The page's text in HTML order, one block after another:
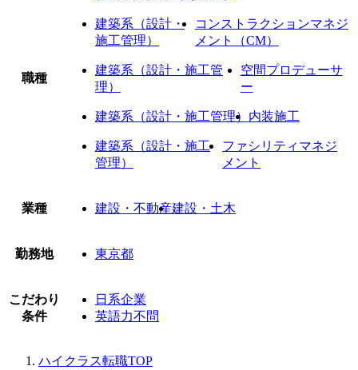
職種
建築系（設計・
施工管理）
コンストラクションマネジ
メント（CM）
建築系（設計・施工管
理）
空間プロデューサ
ー
建築系（設計・施工管理） 内装施工
建築系（設計・施工
管理）
ファシリティマネジ
メント
業種 建設・不動産建設・土木
勤務地 東京都
こだわり
条件
日系企業
英語力不問
ハイクラス転職TOP